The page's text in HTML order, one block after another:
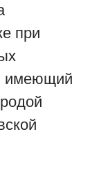
при
имеющий